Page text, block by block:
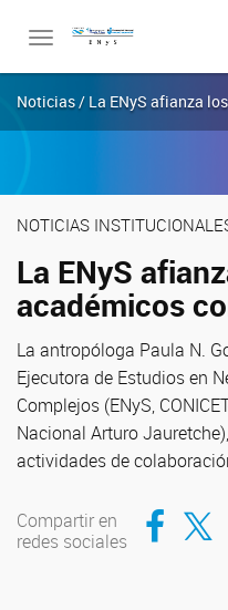
Toggle
Noticias / La ENyS afianza
NOTICIAS
La ENyS
académicos
La antropóloga Paula N.
Ejecutora de Estudios en
Complejos (ENyS,
Nacional Arturo
actividades de
Compartir en
redes sociales
Compartir en